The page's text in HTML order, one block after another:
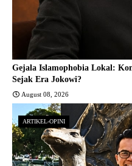
Gejala Islamophobia Lokal:
Sejak Era Jokowi?
August 08, 2026
ARTIKEL-OPINI